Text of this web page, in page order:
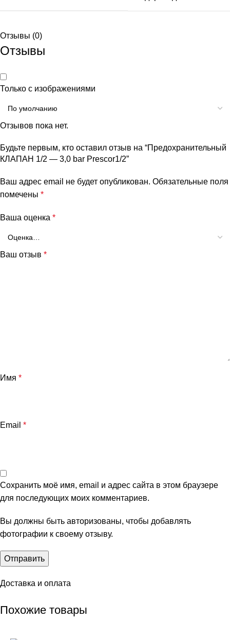
Отзывы (0)
Отзывы
Только с изображениями
Отзывов пока нет.
Будьте первым, кто оставил отзыв на “Предохранительный
КЛАПАН 1/2 — 3,0 bar Prescor1/2”
Ваш адрес email не будет опубликован. Обязательные поля
помечены *
Ваша оценка *
Ваш отзыв *
Имя *
Email *
Сохранить моё имя, email и адрес сайта в этом браузере
для последующих моих комментариев.
Вы должны быть авторизованы, чтобы добавлять
фотографии к своему отзыву.
Доставка и оплата
Похожие товары